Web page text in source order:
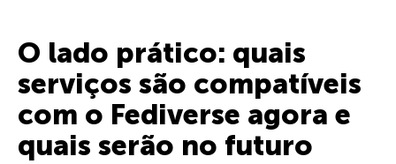
O lado prático: quais
serviços são compatíveis
com o Fediverse agora e
quais serão no futuro